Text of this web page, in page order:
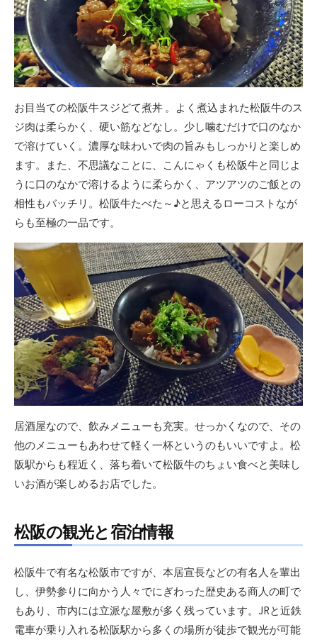
お目当ての松阪牛スジどて煮丼 。よく煮込まれた松阪牛のス
ジ肉は柔らかく、硬い筋などなし。少し噛むだけで口のなか
で溶けていく。濃厚な味わいで肉の旨みもしっかりと楽しめ
ます。また、不思議なことに、こんにゃくも松阪牛と同じよ
うに口のなかで溶けるように柔らかく、アツアツのご飯との
相性もバッチリ。松阪牛たべた～♪と思えるローコストなが
らも至極の一品です。
居酒屋なので、飲みメニューも充実。せっかくなので、その
他のメニューもあわせて軽く一杯というのもいいですよ。松
阪駅からも程近く、落ち着いて松阪牛のちょい食べと美味し
いお酒が楽しめるお店でした。
松阪の観光と宿泊情報
松阪牛で有名な松阪市ですが、本居宣長などの有名人を輩出
し、伊勢参りに向かう人々でにぎわった歴史ある商人の町で
もあり、市内には立派な屋敷が多く残っています。JRと近鉄
電車が乗り入れる松阪駅から多くの場所が徒歩で観光が可能